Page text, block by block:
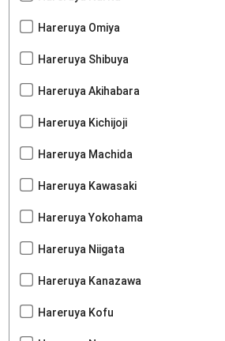
Hareruya Omiya
Hareruya Shibuya
Hareruya Akihabara
Hareruya Kichijoji
Hareruya Machida
Hareruya Kawasaki
Hareruya Yokohama
Hareruya Niigata
Hareruya Kanazawa
Hareruya Kofu